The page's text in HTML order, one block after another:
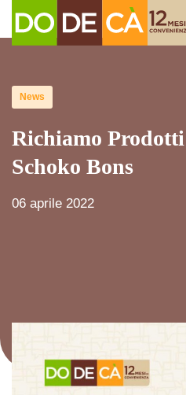
News
Richiamo
Schoko Bons
06 aprile 2022